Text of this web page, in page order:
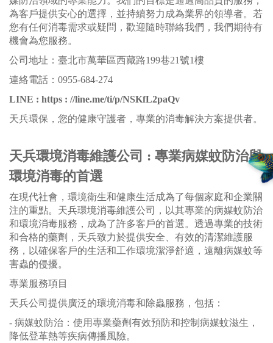
為客戶提供安心的選擇，並持續努力成為業界的領導者。若
您有任何消毒需求或疑問，歡迎隨時聯絡我們，我們期待有
機會為您服務。
公司地址：臺北市萬華區西藏路199巷21號1樓
連絡電話：0955-684-274
LINE : https : //line.me/ti/p/NSKfL2paQv
天兵環保，您的健康守護者，專業的消毒解決方案提供者。
天兵環境消毒維護公司 : 專業病媒蚊防治與
環境消毒的首選
在現代社會，環境衛生和健康生活成為了每個家庭和企業關
注的重點。天兵環境消毒維護公司，以其專業的病媒蚊防治
和環境消毒服務，成為了許多客戶的首選。透過專業的技術
和合格的藥劑，天兵致力於提供安全、有效的清潔維護服
務，以確保客戶的生活和工作環境潔淨舒適，遠離病媒蚊等
害蟲的侵擾。
專業服務項目
天兵公司提供廣泛的環境消毒和除蟲服務，包括：
- 病媒蚊防治：使用專業藥劑有效預防和控制病媒蚊滋生，
降低登革熱等疾病傳播風險。